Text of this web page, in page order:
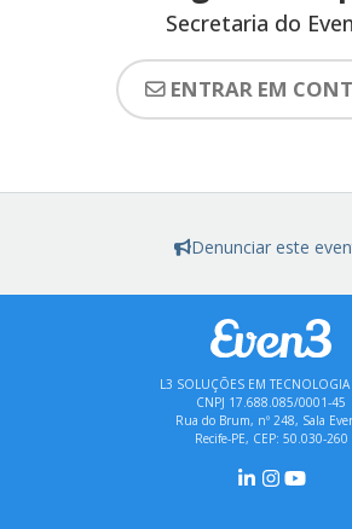
Secretaria do
ENTRAR EM
Denunciar este
L3 SOLUÇÕES EM TECNOLOGIA
CNPJ 17.688.085/0001-45
Rua do Brum, nº 248, Sala
Recife-PE, CEP: 50.030-260